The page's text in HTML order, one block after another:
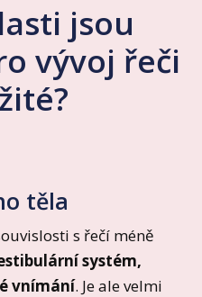
jsou
vývoj řeči
těla
s řečí méně
systém,
vnímání. Je ale velmi